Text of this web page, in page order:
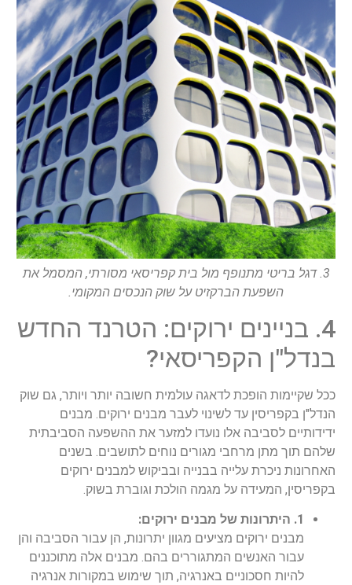
3. דגל בריטי מתנופף מול בית קפריסאי מסורתי, המסמל את
השפעת הברקזיט על שוק הנכסים המקומי.
4. בניינים ירוקים: הטרנד החדש
בנדל"ן הקפריסאי?
ככל שקיימות הופכת לדאגה עולמית חשובה יותר ויותר, גם שוק
הנדל"ן בקפריסין עד לשינוי לעבר מבנים ירוקים. מבנים
ידידותיים לסביבה אלו נועדו למזער את ההשפעה הסביבתית
שלהם תוך מתן מרחבי מגורים נוחים לתושבים. בשנים
האחרונות ניכרת עלייה בבנייה ובביקוש למבנים ירוקים
בקפריסין, המעידה על מגמה הולכת וגוברת בשוק.
1. היתרונות של מבנים ירוקים:
מבנים ירוקים מציעים מגוון יתרונות, הן עבור הסביבה והן
עבור האנשים המתגוררים בהם. מבנים אלה מתוכננים
להיות חסכוניים באנרגיה, תוך שימוש במקורות אנרגיה